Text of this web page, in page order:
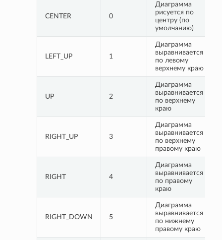
CENTER 0
Диаграмма
рисуется по
центру (по
умолчанию)
LEFT_UP 1
Диаграмма
выравнивается
по левому
верхнему краю
UP 2
Диаграмма
выравнивается
по верхнему
краю
RIGHT_UP 3
Диаграмма
выравнивается
по верхнему
правому краю
RIGHT 4
Диаграмма
выравнивается
по правому
краю
RIGHT_DOWN 5
Диаграмма
выравнивается
по нижнему
правому краю